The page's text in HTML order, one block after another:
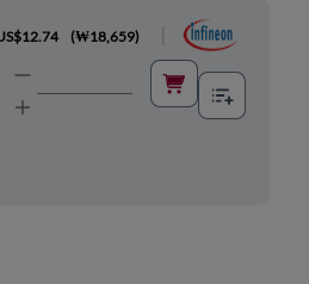
(₩18,659)